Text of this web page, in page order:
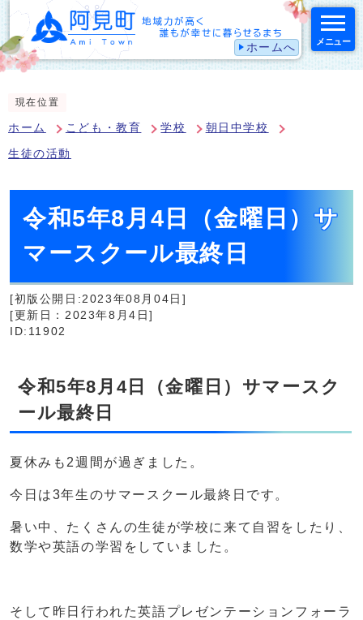
ホームへ メニュー
現在位置
ホーム こども・教育 学校 朝日中学校
生徒の活動
令和5年8月4日（金曜日）サ
マースクール最終日
[初版公開日:2023年08月04日]
[更新日：2023年8月4日]
ID:11902
令和5年8月4日（金曜日）サマースク
ール最終日
夏休みも2週間が過ぎました。
今日は3年生のサマースクール最終日です。
暑い中、たくさんの生徒が学校に来て自習をしたり、
数学や英語の学習をしていました。
そして昨日行われた英語プレゼンテーションフォーラ